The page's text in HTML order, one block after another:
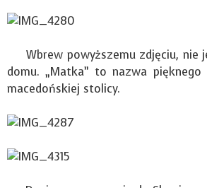
Wbrew powyższemu zdjęciu, nie
domu. „Matka” to nazwa
macedońskiej stolicy.